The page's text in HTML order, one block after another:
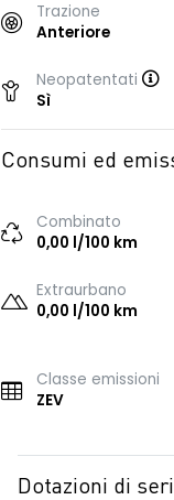
Trazione
Anteriore
Neopatentati
Sì
Consumi ed
Combinato
0,00 l/100 km
Extraurbano
0,00 l/100 km
Classe emissioni
ZEV
Dotazioni di